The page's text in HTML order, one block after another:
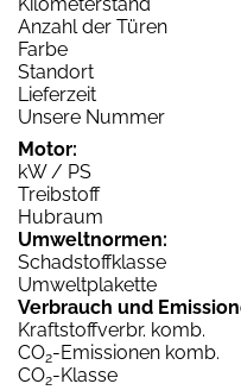
Anzahl der Türen
Farbe
Standort
Lieferzeit
Unsere Nummer
Motor:
kW / PS
Treibstoff
Hubraum
Umweltnormen:
Schadstoffklasse
Umweltplakette
Verbrauch und
Kraftstoffverbr. komb.
CO2-Emissionen komb.
CO2-Klasse